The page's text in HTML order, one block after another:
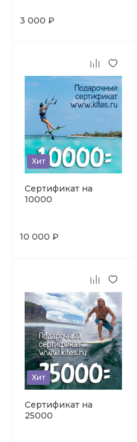
3 000 ₽
Хит
Сертификат на
10000
10 000 ₽
Хит
Сертификат на
25000